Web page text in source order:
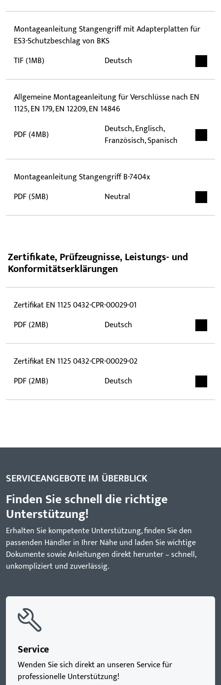
Montageanleitung Stangengriff mit Adapterplatten für
ES3-Schutzbeschlag von BKS
TIF (1MB)
Deutsch
Allgemeine Montageanleitung für Verschlüsse nach EN
1125, EN 179, EN 12209, EN 14846
PDF (4MB)
Deutsch, Englisch,
Französisch, Spanisch
Montageanleitung Stangengriff B-7404x
PDF (5MB)
Neutral
Zertifikate, Prüfzeugnisse, Leistungs- und
Konformitätserklärungen
Zertifikat EN 1125 0432-CPR-00029-01
PDF (2MB)
Deutsch
Zertifikat EN 1125 0432-CPR-00029-02
PDF (2MB)
Deutsch
SERVICEANGEBOTE IM ÜBERBLICK
Finden Sie schnell die richtige
Unterstützung!
Erhalten Sie kompetente Unterstützung, finden Sie den
passenden Händler in Ihrer Nähe und laden Sie wichtige
Dokumente sowie Anleitungen direkt herunter – schnell,
unkompliziert und zuverlässig.
Service
Wenden Sie sich direkt an unseren Service für
professionelle Unterstützung!